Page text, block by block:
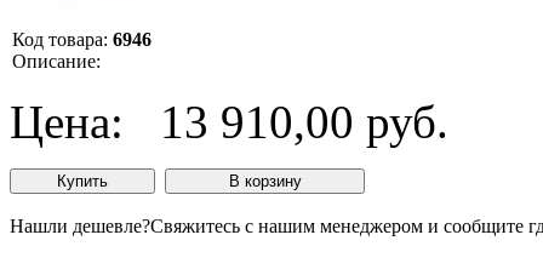
Код товара: 6946
Описание:
Цена: 13 910,00 руб.
Нашли дешевле?Свяжитесь с нашим менеджером и сообщите